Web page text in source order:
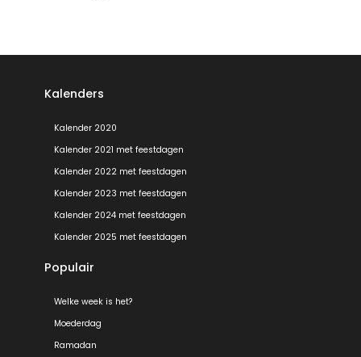
Kalenders
Kalender 2020
Kalender 2021 met feestdagen
Kalender 2022 met feestdagen
Kalender 2023 met feestdagen
Kalender 2024 met feestdagen
Kalender 2025 met feestdagen
Populair
Welke week is het?
Moederdag
Ramadan